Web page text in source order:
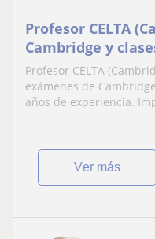
Profesor CELTA
Cambridge y
Profesor CELTA
exámenes de
años de experiencia.
ver más